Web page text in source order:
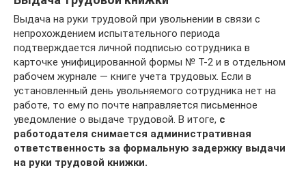
Выдача на руки трудовой при увольнении в связи с
непрохождением испытательного периода
подтверждается личной подписью сотрудника в
карточке унифицированной формы № Т-2 и в отдельном
рабочем журнале — книге учета трудовых. Если в
установленный день увольняемого сотрудника нет на
работе, то ему по почте направляется письменное
уведомление о выдаче трудовой. В итоге, с
работодателя снимается административная
ответственность за формальную задержку выдачи
на руки трудовой книжки.